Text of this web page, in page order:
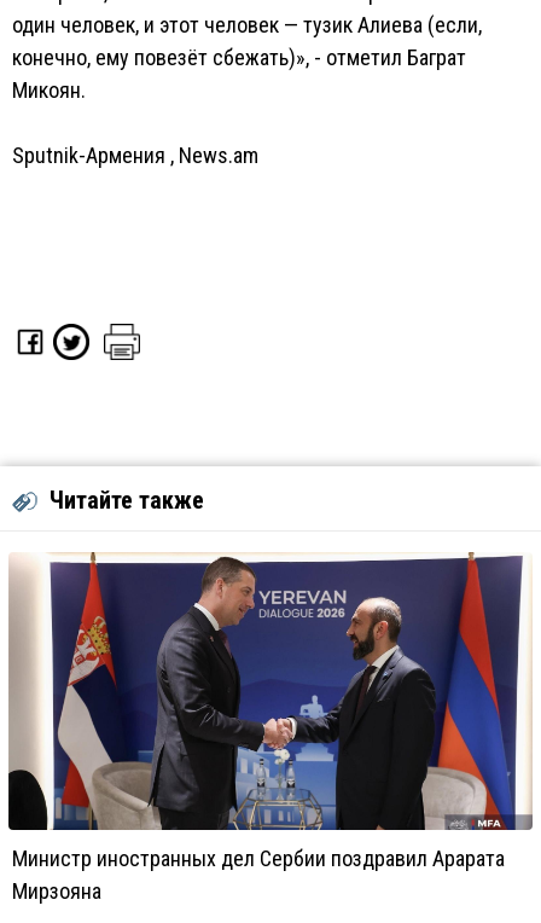
один человек, и этот человек — тузик Алиева (если,
конечно, ему повезёт сбежать)», - отметил Баграт
Микоян.
Sputnik-Армения , News.am
Читайте также
Министр иностранных дел Сербии поздравил Арарата
Мирзояна